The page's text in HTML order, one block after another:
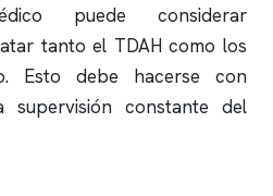
puede considerar
tanto el TDAH como los
Esto debe hacerse con
constante del